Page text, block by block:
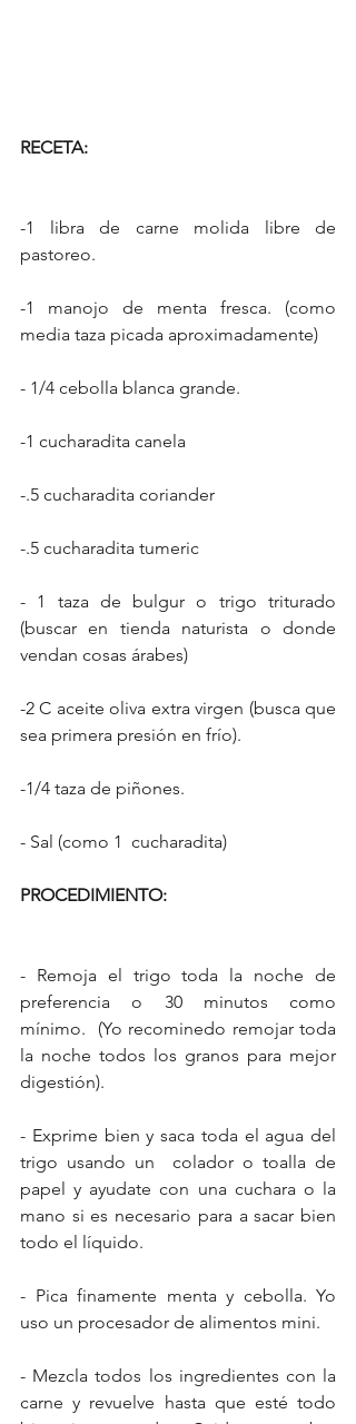
RECETA:
-1 libra de carne molida libre de
pastoreo.
-1 manojo de menta fresca. (como
media taza picada aproximadamente)
- 1/4 cebolla blanca grande.
-1 cucharadita canela
-.5 cucharadita coriander
-.5 cucharadita tumeric
- 1 taza de bulgur o trigo triturado
(buscar en tienda naturista o donde
vendan cosas árabes)
-2 C aceite oliva extra virgen (busca que
sea primera presión en frío).
-1/4 taza de piñones.
- Sal (como 1  cucharadita)
PROCEDIMIENTO:
- Remoja el trigo toda la noche de
preferencia o 30 minutos como
mínimo.  (Yo recominedo remojar toda
la noche todos los granos para mejor
digestión).
- Exprime bien y saca toda el agua del
trigo usando un  colador o toalla de
papel y ayudate con una cuchara o la
mano si es necesario para a sacar bien
todo el líquido.
- Pica finamente menta y cebolla. Yo
uso un procesador de alimentos mini.
- Mezcla todos los ingredientes con la
carne y revuelve hasta que esté todo